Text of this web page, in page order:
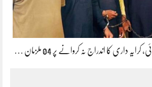
داری کا اندراج نہ کروانے پر 04 ملزمان …